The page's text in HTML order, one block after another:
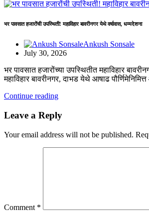
भर पावसात हजारोंची उपस्थिती! महाविहार बावरीनगर येथे वर्षावास, धम्मदेशना
Ankush Sonsale
July 30, 2026
भर पावसात हजारोंच्या उपस्थितीत महाविहार
महाविहार बावरीनगर, दाभड येथे आषाढ
Continue reading
Leave a Reply
Your email address will not be published.
Comment *